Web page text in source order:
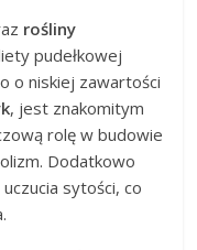
rośliny
pudełkowej
o niskiej zawartości
, jest znakomitym
rolę w budowie
Dodatkowo
sytości, co